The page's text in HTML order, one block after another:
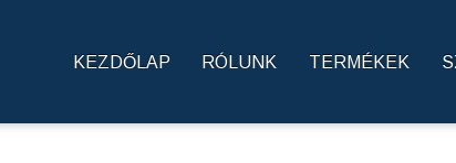
KEZDŐLAP RÓLUNK TERMÉKEK